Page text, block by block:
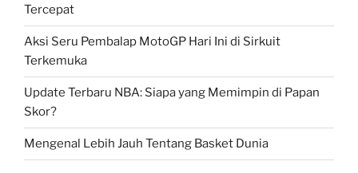
Tercepat
Aksi Seru Pembalap MotoGP Hari Ini di Sirkuit
Terkemuka
Update Terbaru NBA: Siapa yang Memimpin di Papan
Skor?
Mengenal Lebih Jauh Tentang Basket Dunia